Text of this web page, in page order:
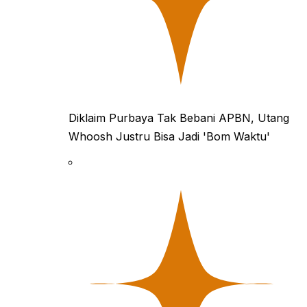
Diklaim Purbaya Tak Bebani APBN, Utang
Whoosh Justru Bisa Jadi 'Bom Waktu'